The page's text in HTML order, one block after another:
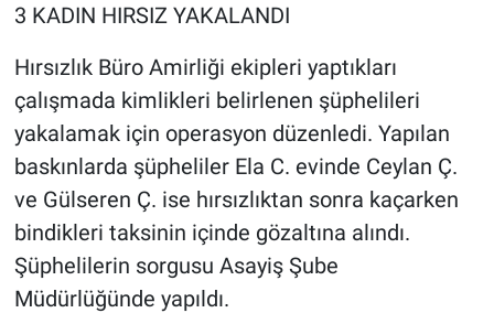
3 KADIN HIRSIZ YAKALANDI
Hırsızlık Büro Amirliği ekipleri yaptıkları
çalışmada kimlikleri belirlenen şüphelileri
yakalamak için operasyon düzenledi. Yapılan
baskınlarda şüpheliler Ela C. evinde Ceylan Ç.
ve Gülseren Ç. ise hırsızlıktan sonra kaçarken
bindikleri taksinin içinde gözaltına alındı.
Şüphelilerin sorgusu Asayiş Şube
Müdürlüğünde yapıldı.
Programlar
Sağlık
Spor
Teknoloji
Türkiye'nin Geleceği
Türkiye'nin Gündemi